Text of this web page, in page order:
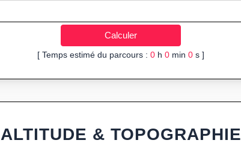
[ Temps estimé du parcours : 0 h 0 min 0 s ]
ALTITUDE & TOPOGRAPHIE